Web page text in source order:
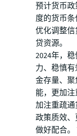
预计货币
度的货币条
优化调整
贷资源。
2024年，
力、稳慎
金存量、
能，更加
加注重疏
政策质效、
做好配合